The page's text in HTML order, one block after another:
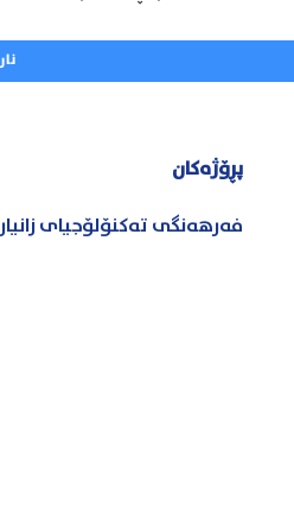
پڕۆژەکان
فەرهەنگی تەکنۆلۆجیای